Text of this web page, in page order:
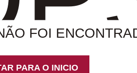
FOI
PARA O INICIO